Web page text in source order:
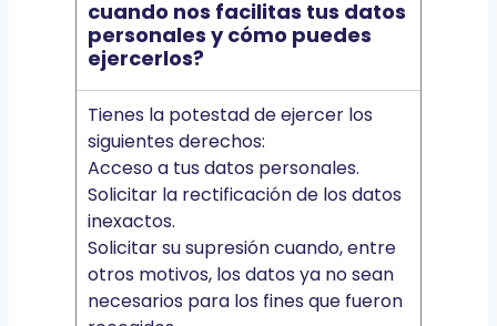
cuando nos facilitas tus datos
personales y cómo puedes
ejercerlos?
Tienes la potestad de ejercer los
siguientes derechos:
Acceso a tus datos personales.
Solicitar la rectificación de los datos
inexactos.
Solicitar su supresión cuando, entre
otros motivos, los datos ya no sean
necesarios para los fines que fueron